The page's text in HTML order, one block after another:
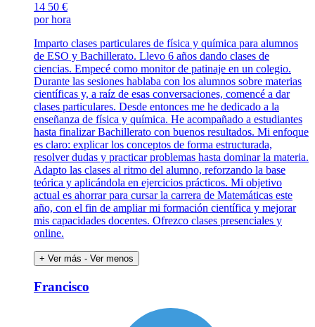
14 50 €
por hora
Imparto clases particulares de física y química para alumnos
de ESO y Bachillerato. Llevo 6 años dando clases de
ciencias. Empecé como monitor de patinaje en un colegio.
Durante las sesiones hablaba con los alumnos sobre materias
científicas y, a raíz de esas conversaciones, comencé a dar
clases particulares. Desde entonces me he dedicado a la
enseñanza de física y química. He acompañado a estudiantes
hasta finalizar Bachillerato con buenos resultados. Mi enfoque
es claro: explicar los conceptos de forma estructurada,
resolver dudas y practicar problemas hasta dominar la materia.
Adapto las clases al ritmo del alumno, reforzando la base
teórica y aplicándola en ejercicios prácticos. Mi objetivo
actual es ahorrar para cursar la carrera de Matemáticas este
año, con el fin de ampliar mi formación científica y mejorar
mis capacidades docentes. Ofrezco clases presenciales y
online.
+ Ver más - Ver menos
Francisco